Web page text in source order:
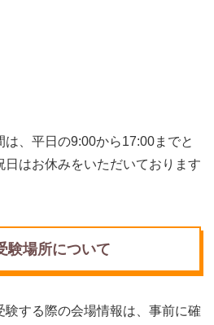
、平日の9:00から17:00までと
日はお休みをいただいております
験場所について
験する際の会場情報は、事前に確